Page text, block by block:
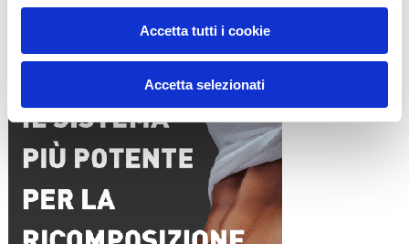
Accetta tutti i cookie
Accetta selezionati